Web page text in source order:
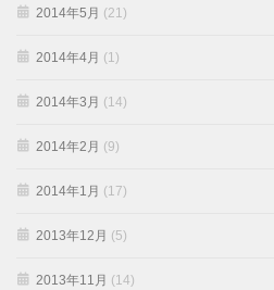
2014年5月 (21)
2014年4月 (1)
2014年3月 (14)
2014年2月 (9)
2014年1月 (17)
2013年12月 (5)
2013年11月 (14)